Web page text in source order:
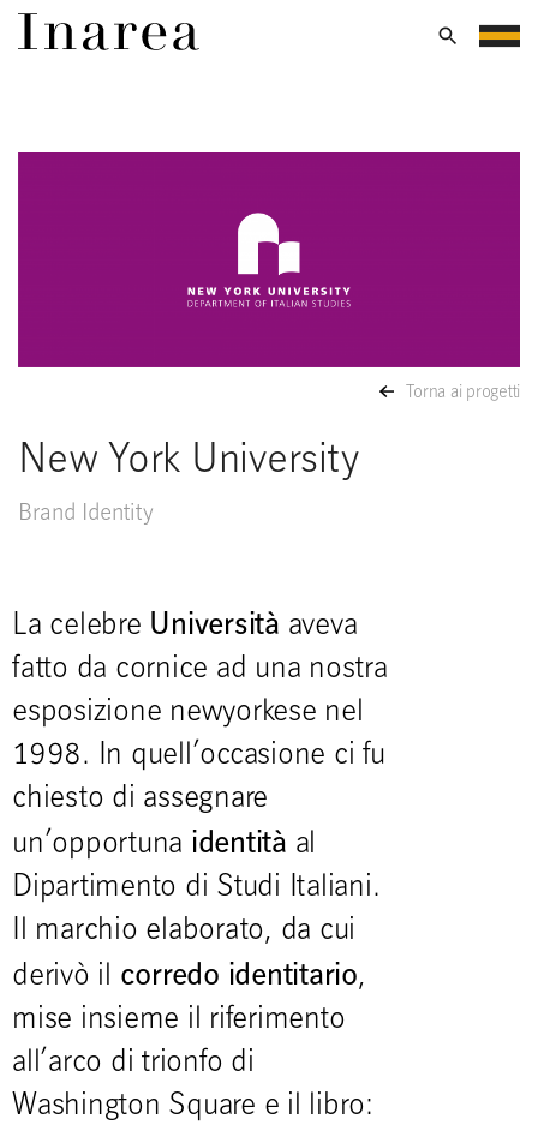
Torna ai progetti
New York University
Brand Identity
La celebre Università aveva
fatto da cornice ad una nostra
esposizione newyorkese nel
1998. In quell’occasione ci fu
chiesto di assegnare
un’opportuna identità al
Dipartimento di Studi Italiani.
Il marchio elaborato, da cui
derivò il corredo identitario,
mise insieme il riferimento
all’arco di trionfo di
Washington Square e il libro: